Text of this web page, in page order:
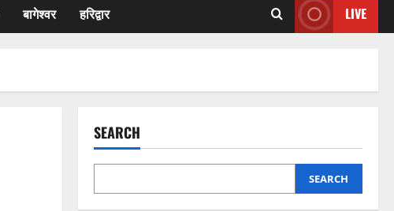
बागेश्वर हरिद्वार LIVE
SEARCH
SEARCH